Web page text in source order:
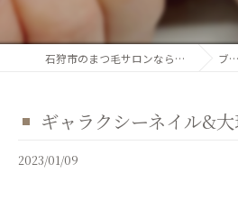
石狩市のまつ毛サロンならNail&Eyelash AnFil ブログ
ギャラクシーネイル&
2023/01/09